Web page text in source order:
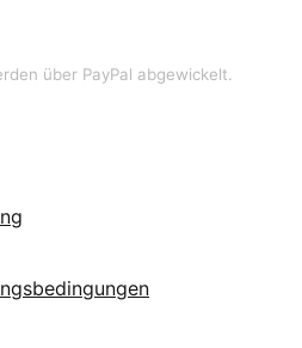
über PayPal abgewickelt.